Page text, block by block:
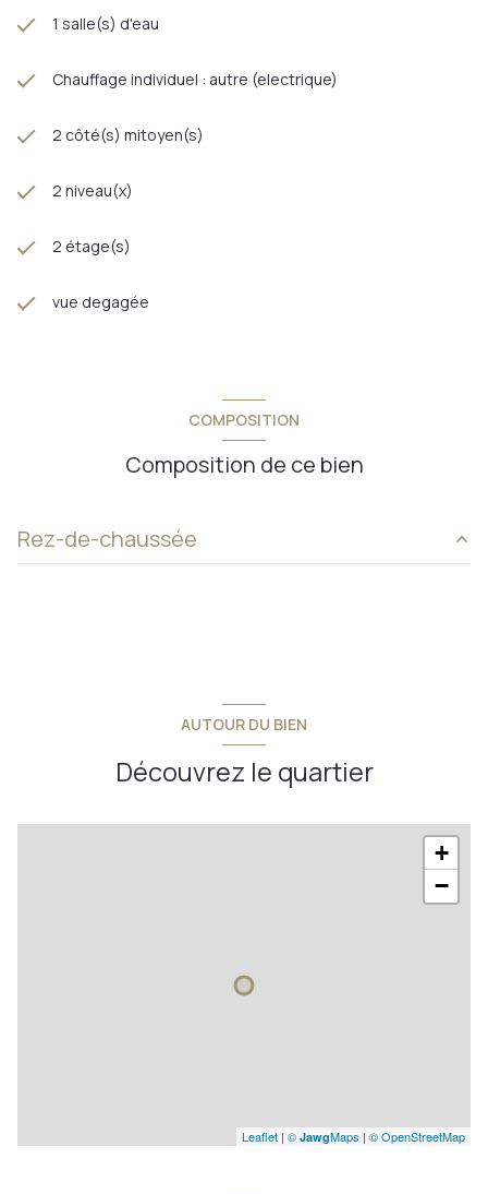
1 salle(s) d'eau
Chauffage individuel : autre (electrique)
2 côté(s) mitoyen(s)
2 niveau(x)
2 étage(s)
vue degagée
COMPOSITION
Composition de ce bien
Rez-de-chaussée
AUTOUR DU BIEN
Découvrez le quartier
+
−
Leaflet | © JawgMaps | © OpenStreetMap